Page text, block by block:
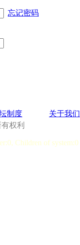
忘记密码
制度
关于我们
权利
Children of system:0